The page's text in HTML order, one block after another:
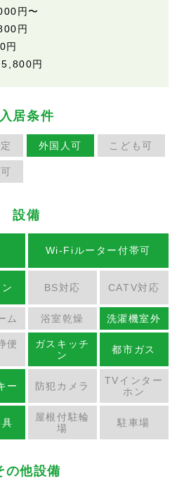
円〜
円
円
円
入居条件
外国人可 こども可
設備
Wi-Fiルーター付帯可
BS対応 CATV対応
ム 浴室乾燥 洗濯機室外
便
ガスキッチ
ン
都市ガス
ー 防犯カメラ
TVインター
ホン
屋根付駐輪
場
駐車場
の他設備